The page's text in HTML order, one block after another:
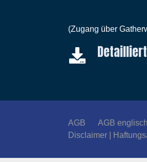
(Zugang über
AGB AGB englisch
Disclaimer |